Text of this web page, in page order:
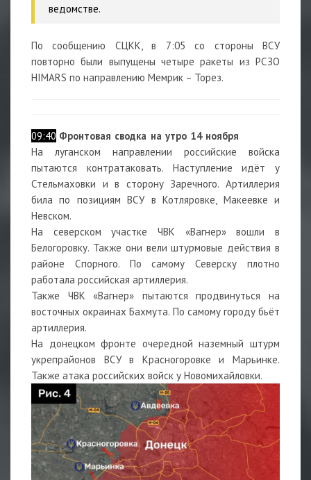
ведомстве.
По сообщению СЦКК, в 7:05 со стороны ВСУ
повторно были выпущены четыре ракеты из РСЗО
HIMARS по направлению Мемрик – Торез.
09:40 Фронтовая сводка на утро 14 ноября
На луганском направлении российские войска
пытаются контратаковать. Наступление идёт у
Стельмаховки и в сторону Заречного. Артиллерия
била по позициям ВСУ в Котляровке, Макеевке и
Невском.
На северском участке ЧВК «Вагнер» вошли в
Белогоровку. Также они вели штурмовые действия в
районе Спорного. По самому Северску плотно
работала российская артиллерия.
Также ЧВК «Вагнер» пытаются продвинуться на
восточных окраинах Бахмута. По самому городу бьёт
артиллерия.
На донецком фронте очередной наземный штурм
укрепрайонов ВСУ в Красногоровке и Марьинке.
Также атака российских войск у Новомихайловки.